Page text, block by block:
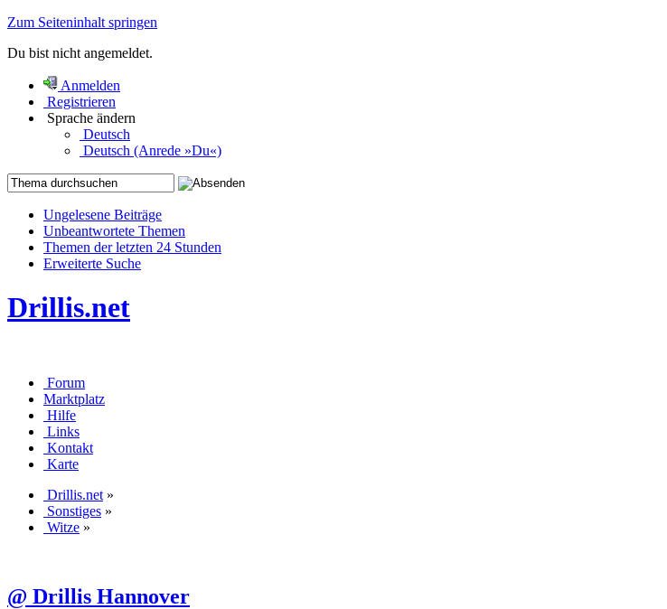
Zum Seiteninhalt springen
Du bist nicht angemeldet.
Anmelden
Registrieren
Sprache ändern
Deutsch
Deutsch (Anrede »Du«)
Ungelesene Beiträge
Unbeantwortete Themen
Themen der letzten 24 Stunden
Erweiterte Suche
Drillis.net
Forum
Marktplatz
Hilfe
Links
Kontakt
Karte
Drillis.net »
Sonstiges »
Witze »
@ Drillis Hannover